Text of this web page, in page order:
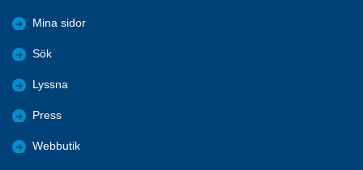
Mina sidor
Sök
Lyssna
Press
Webbutik